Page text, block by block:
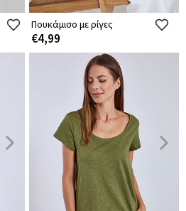
Πουκάμισο με ρίγες
€4,99